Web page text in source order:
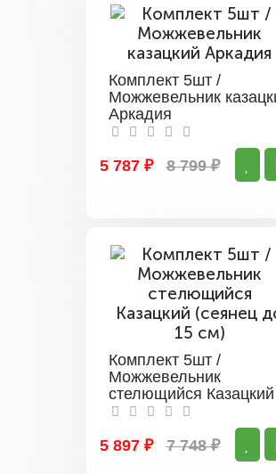
Комплект 5шт /
Можжевельник
Аркадия
5 787 ₽ 8 799 ₽
Комплект 5шт /
Можжевельник
стелющийся Казацкий
(сеянец до 15 см)
5 897 ₽
7 748 ₽